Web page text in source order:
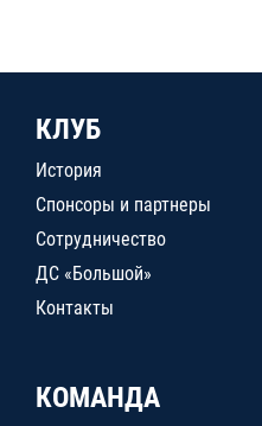
КЛУБ
История
Спонсоры и партнеры
Сотрудничество
ДС «Большой»
Контакты
КОМАНДА